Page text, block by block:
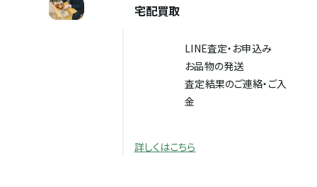
宅配買取
LINE査定・お申込み
お品物の発送
査定結果のご連絡・ご入
金
詳しくはこちら